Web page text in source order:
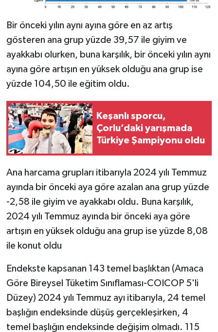
Bir önceki yılın aynı ayına göre en az artış
gösteren ana grup yüzde 39,57 ile giyim ve
ayakkabı olurken, buna karşılık, bir önceki yılın aynı
ayına göre artışın en yüksek olduğu ana grup ise
yüzde 104,50 ile eğitim oldu.
Keşanlı sporcu,
Çorlu’daki yarışmada
Türkiye Şampiyonu oldu
Ana harcama grupları itibarıyla 2024 yılı Temmuz
ayında bir önceki aya göre azalan ana grup yüzde
-2,58 ile giyim ve ayakkabı oldu. Buna karşılık,
2024 yılı Temmuz ayında bir önceki aya göre
artışın en yüksek olduğu ana grup ise yüzde 8,08
ile konut oldu
Endekste kapsanan 143 temel başlıktan (Amaca
Göre Bireysel Tüketim Sınıflaması-COICOP 5'li
Düzey) 2024 yılı Temmuz ayı itibarıyla, 24 temel
başlığın endeksinde düşüş gerçekleşirken, 4
temel başlığın endeksinde değişim olmadı. 115